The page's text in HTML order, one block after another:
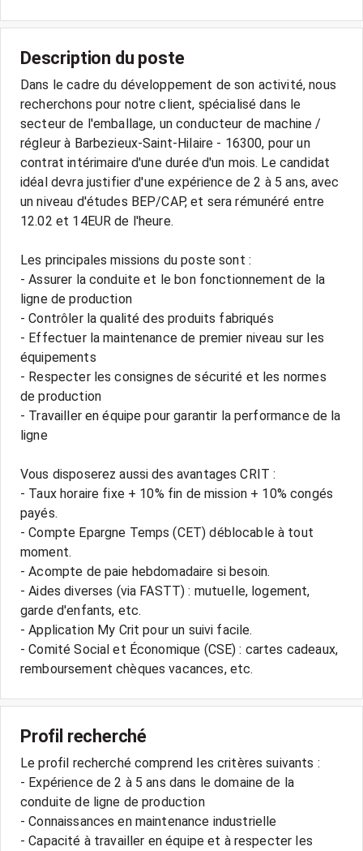
Description du poste
Dans le cadre du développement de son activité, nous
recherchons pour notre client, spécialisé dans le
secteur de l'emballage, un conducteur de machine /
régleur à Barbezieux-Saint-Hilaire - 16300, pour un
contrat intérimaire d'une durée d'un mois. Le candidat
idéal devra justifier d'une expérience de 2 à 5 ans, avec
un niveau d'études BEP/CAP, et sera rémunéré entre
12.02 et 14EUR de l'heure.
Les principales missions du poste sont :
- Assurer la conduite et le bon fonctionnement de la
ligne de production
- Contrôler la qualité des produits fabriqués
- Effectuer la maintenance de premier niveau sur les
équipements
- Respecter les consignes de sécurité et les normes
de production
- Travailler en équipe pour garantir la performance de la
ligne
Vous disposerez aussi des avantages CRIT :
- Taux horaire fixe + 10% fin de mission + 10% congés
payés.
- Compte Epargne Temps (CET) déblocable à tout
moment.
- Acompte de paie hebdomadaire si besoin.
- Aides diverses (via FASTT) : mutuelle, logement,
garde d'enfants, etc.
- Application My Crit pour un suivi facile.
- Comité Social et Économique (CSE) : cartes cadeaux,
Profil recherché
Le profil recherché comprend les critères suivants :
- Expérience de 2 à 5 ans dans le domaine de la
conduite de ligne de production
- Connaissances en maintenance industrielle
- Capacité à travailler en équipe et à respecter les